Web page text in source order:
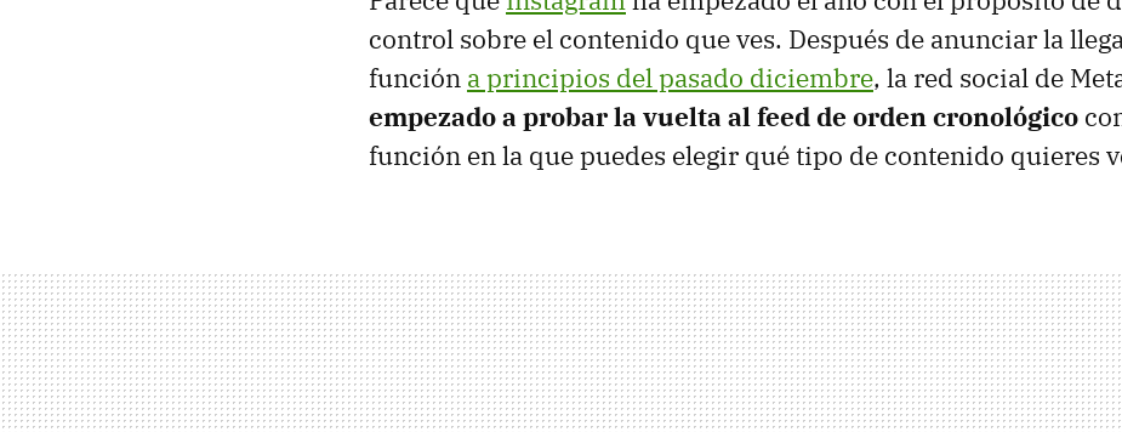
control sobre el contenido que ves. Después de anunciar la
función a principios del pasado diciembre, la red social de
empezado a probar la vuelta al feed de orden cronológico
función en la que puedes elegir qué tipo de contenido quieres